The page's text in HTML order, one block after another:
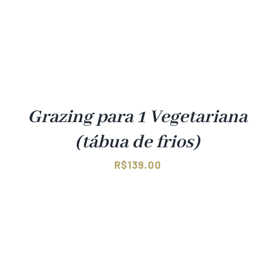
Grazing para 1 Vegetariana
(tábua de frios)
R$139.00